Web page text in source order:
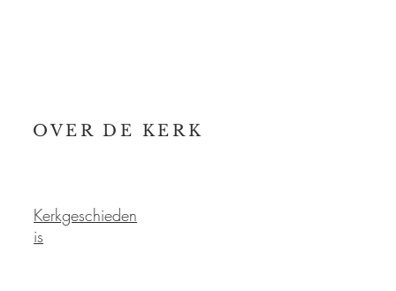
OVER DE KERK
Kerkgeschieden
is